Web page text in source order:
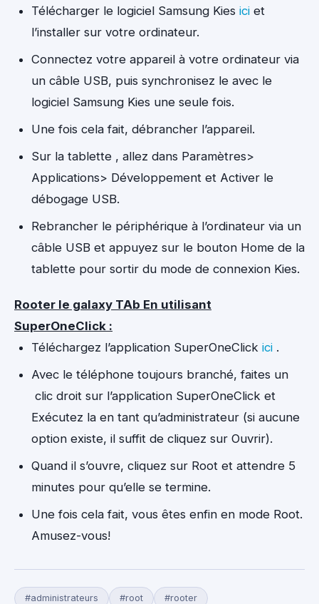
Télécharger le logiciel Samsung Kies ici et
l’installer sur votre ordinateur.
Connectez votre appareil à votre ordinateur via
un câble USB, puis synchronisez le avec le
logiciel Samsung Kies une seule fois.
Une fois cela fait, débrancher l’appareil.
Sur la tablette , allez dans Paramètres>
Applications> Développement et Activer le
débogage USB.
Rebrancher le périphérique à l’ordinateur via un
câble USB et appuyez sur le bouton Home de la
tablette pour sortir du mode de connexion Kies.
Rooter le galaxy TAb En utilisant
SuperOneClick :
Téléchargez l’application SuperOneClick ici .
Avec le téléphone toujours branché, faites un
clic droit sur l’application SuperOneClick et
Exécutez la en tant qu’administrateur (si aucune
option existe, il suffit de cliquez sur Ouvrir).
Quand il s’ouvre, cliquez sur Root et attendre 5
minutes pour qu’elle se termine.
Une fois cela fait, vous êtes enfin en mode Root.
Amusez-vous!
#administrateurs #root #rooter